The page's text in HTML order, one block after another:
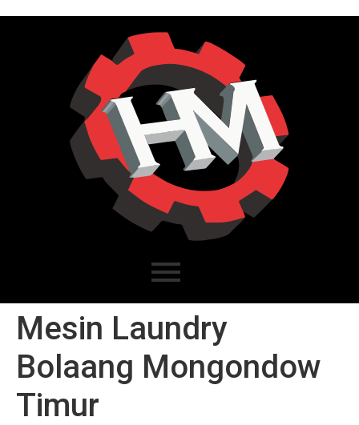
Mesin Laundry
Bolaang Mongondow
Timur